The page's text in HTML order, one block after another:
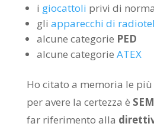
i giocattoli privi di
gli apparecchi di
alcune categorie PED
alcune categorie ATEX
Ho citato a memoria le più
per avere la certezza è
far riferimento alla